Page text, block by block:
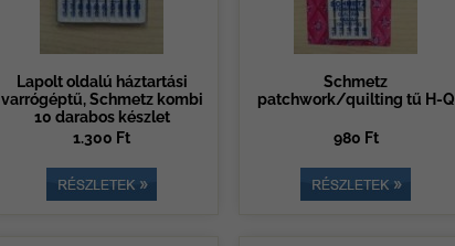
Lapolt oldalú háztartási
varrógéptű, Schmetz kombi
10 darabos készlet
1.300 Ft
Schmetz
patchwork/quilting tű H-Q
980 Ft